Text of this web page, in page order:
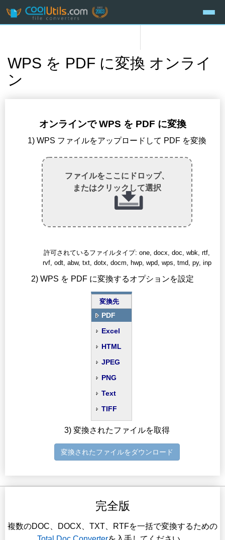
WPS を PDF に変換 オンライ
ン
オンラインで WPS を PDF に変換
1) WPS ファイルをアップロードして PDF を変換
ファイルをここにドロップ、
またはクリックして選択
許可されているファイルタイプ: one, docx, doc, wbk, rtf,
rvf, odt, abw, txt, dotx, docm, hwp, wpd, wps, tmd, py, inp
2) WPS を PDF に変換するオプションを設定
変換先
PDF
Excel
HTML
JPEG
PNG
Text
TIFF
3) 変換されたファイルを取得
変換されたファイルをダウンロード
完全版
複数のDOC、DOCX、TXT、RTFを一括で変換するための